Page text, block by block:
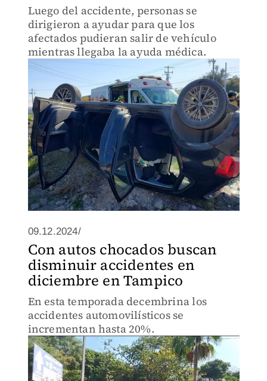
Luego del accidente, personas se
dirigieron a ayudar para que los
afectados pudieran salir de vehículo
mientras llegaba la ayuda médica.
09.12.2024/
Con autos chocados buscan
disminuir accidentes en
diciembre en Tampico
En esta temporada decembrina los
accidentes automovilísticos se
incrementan hasta 20%.